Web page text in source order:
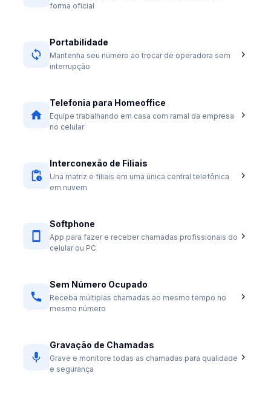
forma oficial
Portabilidade
Mantenha seu número ao trocar de operadora sem
interrupção
Telefonia para Homeoffice
Equipe trabalhando em casa com ramal da empresa
no celular
Interconexão de Filiais
Una matriz e filiais em uma única central telefônica
em nuvem
Softphone
App para fazer e receber chamadas profissionais do
celular ou PC
Sem Número Ocupado
Receba múltiplas chamadas ao mesmo tempo no
mesmo número
Gravação de Chamadas
Grave e monitore todas as chamadas para qualidade
e segurança